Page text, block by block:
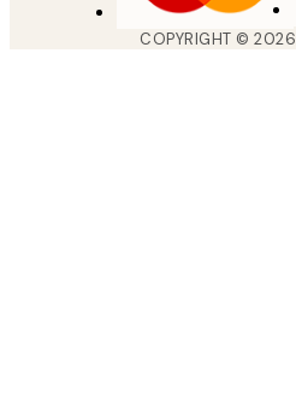
COPYRIGHT ©2026